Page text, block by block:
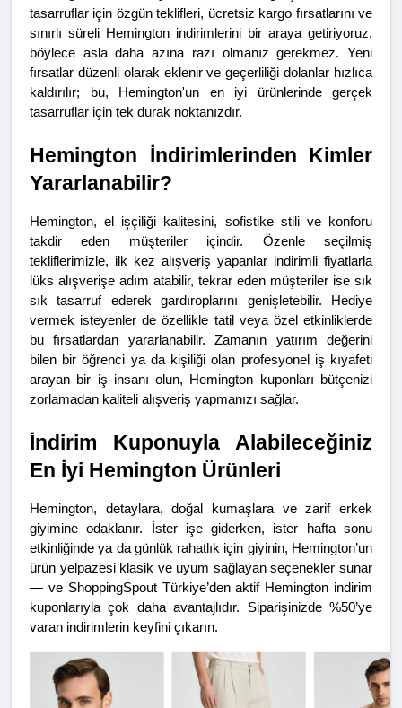
tasarruflar için özgün teklifleri, ücretsiz kargo fırsatlarını ve
sınırlı süreli Hemington indirimlerini bir araya getiriyoruz,
böylece asla daha azına razı olmanız gerekmez. Yeni
fırsatlar düzenli olarak eklenir ve geçerliliği dolanlar hızlıca
kaldırılır; bu, Hemington'un en iyi ürünlerinde gerçek
tasarruflar için tek durak noktanızdır.
Hemington İndirimlerinden Kimler
Yararlanabilir?
Hemington, el işçiliği kalitesini, sofistike stili ve konforu
takdir eden müşteriler içindir. Özenle seçilmiş
tekliflerimizle, ilk kez alışveriş yapanlar indirimli fiyatlarla
lüks alışverişe adım atabilir, tekrar eden müşteriler ise sık
sık tasarruf ederek gardıroplarını genişletebilir. Hediye
vermek isteyenler de özellikle tatil veya özel etkinliklerde
bu fırsatlardan yararlanabilir. Zamanın yatırım değerini
bilen bir öğrenci ya da kişiliği olan profesyonel iş kıyafeti
arayan bir iş insanı olun, Hemington kuponları bütçenizi
zorlamadan kaliteli alışveriş yapmanızı sağlar.
İndirim Kuponuyla Alabileceğiniz
En İyi Hemington Ürünleri
Hemington, detaylara, doğal kumaşlara ve zarif erkek
giyimine odaklanır. İster işe giderken, ister hafta sonu
etkinliğinde ya da günlük rahatlık için giyinin, Hemington’un
ürün yelpazesi klasik ve uyum sağlayan seçenekler sunar
— ve ShoppingSpout Türkiye’den aktif Hemington indirim
kuponlarıyla çok daha avantajlıdır. Siparişinizde %50’ye
varan indirimlerin keyfini çıkarın.